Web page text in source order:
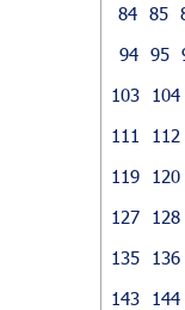
84 85
94 95
103
104
111
112
119
120
127
128
135
136
143
144